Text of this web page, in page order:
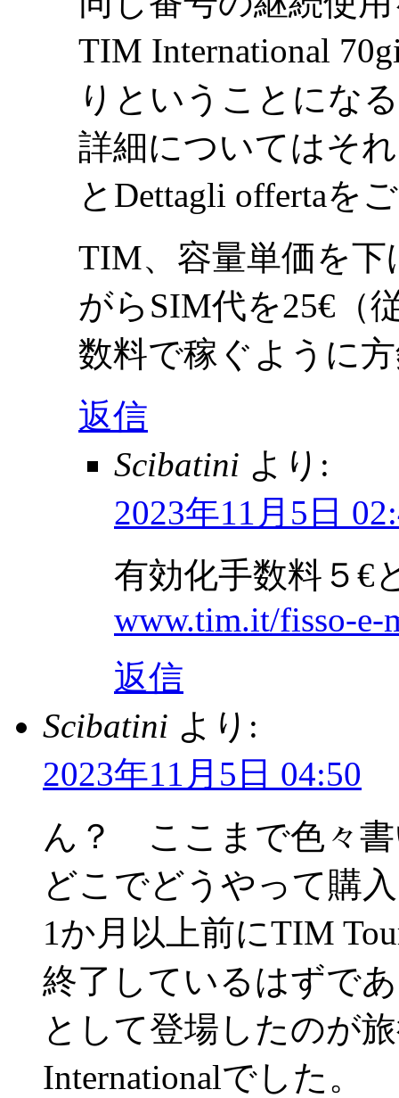
TIM International
りということにな
詳細についてはそ
とDettagli offertaを
TIM、容量単価を
がらSIM代を25€（
数料で稼ぐように
返信
Scibatini より:
2023年11月5日
有効化手数料５€
www.tim.it/fisso-
返信
Scibatini より:
2023年11月5日 04:50
ん？ ここまで色々書
どこでどうやって購
1か月以上前にTIM
終了しているはずで
として登場したのが
Internationalでした